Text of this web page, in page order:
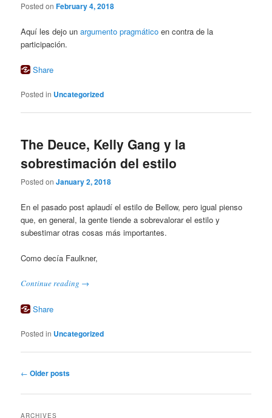
Posted onFebruary 4, 2018
Aquí les dejo unargumento pragmático en contra de la
participación.
Share
Posted in Uncategorized
The Deuce, Kelly Gang y la
sobrestimación del estilo
Posted onJanuary 2, 2018
En el pasado post aplaudí el estilo de Bellow, pero igual pienso
que, en general, la gente tiende a sobrevalorar el estilo y
subestimar otras cosas más importantes.
Como decía Faulkner,
Continue reading →
Share
Posted in Uncategorized
Post
← Older posts
ARCHIVES